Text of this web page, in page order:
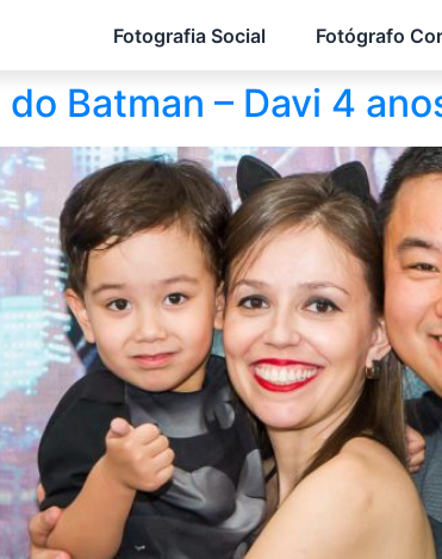
Fotografia Social Fotógrafo
Batman – Davi 4